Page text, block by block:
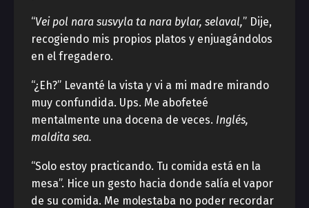
“Vei pol nara susvyla ta nara bylar, selaval,” Dije,
recogiendo mis propios platos y enjuagándolos
en el fregadero.
“¿Eh?” Levanté la vista y vi a mi madre mirando
muy confundida. Ups. Me abofeteé
mentalmente una docena de veces. Inglés,
maldita sea.
“Solo estoy practicando. Tu comida está en la
mesa”. Hice un gesto hacia donde salía el vapor
de su comida. Me molestaba no poder recordar